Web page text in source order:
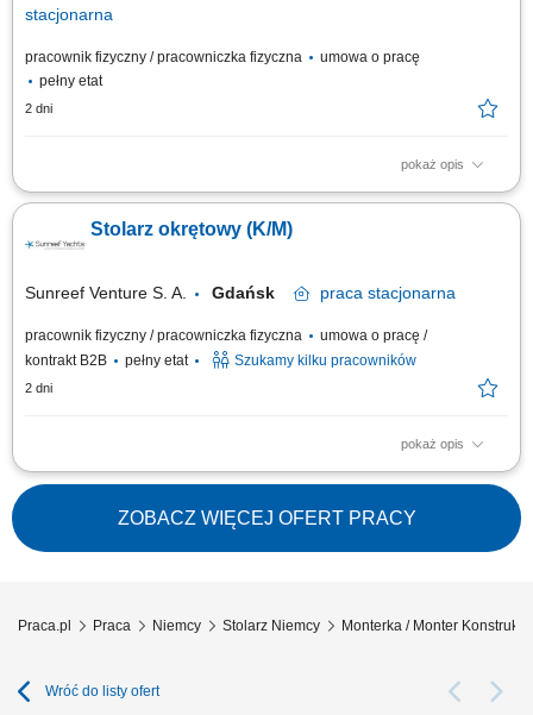
stacjonarna
pracownik fizyczny / pracowniczka fizyczna
umowa o pracę
pełny etat
2 dni
pokaż opis
Profesjonalna obróbka materiałów drzewnych, w tym precyzyjne
Kompleksowe doradztwo techniczne oraz aktywna sprzedaż asortymentu
i usług dodatkowych. Budowanie pozytywnych doświadczeń zakupowych
Stolarz okrętowy (K/M)
Sunreef Venture S. A. Gdańsk praca stacjonarna
pracownik fizyczny / pracowniczka fizyczna
umowa o pracę /
kontrakt B2B
pełny etat Szukamy kilku pracowników
2 dni
pokaż opis
Zakres obowiązków: Prefabrykacja i montaż zabudowy meblowej oraz
wykończeń wnętrz jachtów. Obróbka drewna, sklejki, fornirów i materiałów
drewnopochodnych. Montaż ścian, podłóg, sufitów oraz elementów
wyposażenia kabin. Praca na podstawie dokumentacji technicznej i
rysunku...
ZOBACZ WIĘCEJ OFERT PRACY
Praca.pl Praca Niemcy Stolarz Niemcy Monterka / Monter
Wróć do listy ofert